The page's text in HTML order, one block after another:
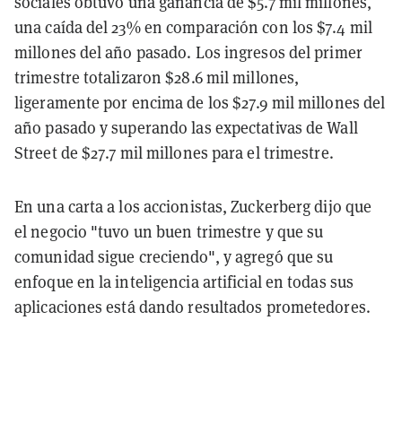
una caída del 23% en comparación con los $7.4 mil
millones del año pasado. Los ingresos del primer
trimestre totalizaron $28.6 mil millones,
ligeramente por encima de los $27.9 mil millones del
año pasado y superando las expectativas de Wall
Street de $27.7 mil millones para el trimestre.
En una carta a los accionistas, Zuckerberg dijo que
el negocio "tuvo un buen trimestre y que su
comunidad sigue creciendo", y agregó que su
enfoque en la inteligencia artificial en todas sus
aplicaciones está dando resultados prometedores.